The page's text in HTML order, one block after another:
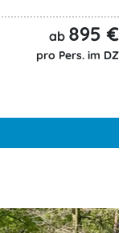
ab 895 €
pro Pers. im DZ